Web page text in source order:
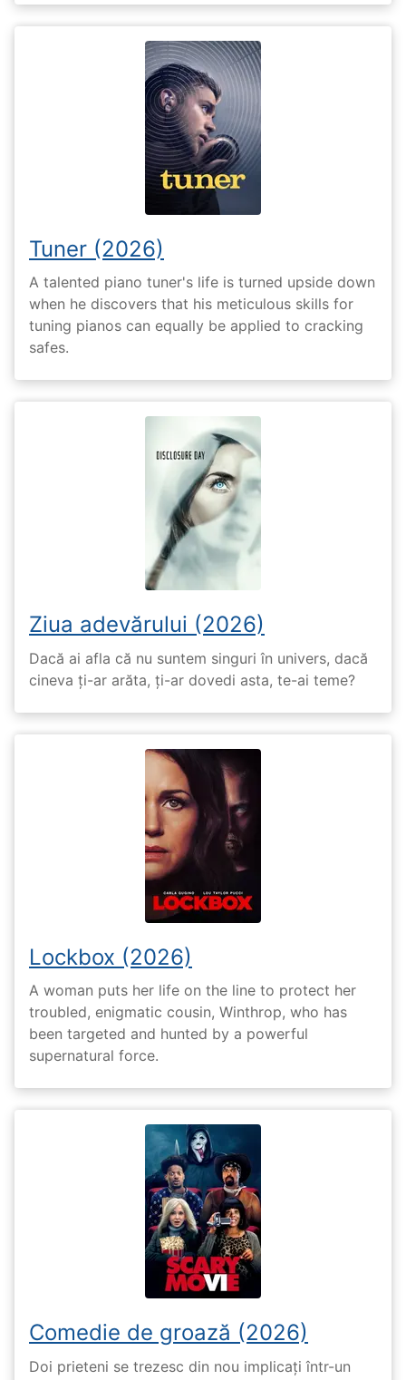
Tuner (2026)
A talented piano tuner's life is turned upside down
when he discovers that his meticulous skills for
tuning pianos can equally be applied to cracking
safes.
Ziua adevărului (2026)
Dacă ai afla că nu suntem singuri în univers, dacă
cineva ți-ar arăta, ți-ar dovedi asta, te-ai teme?
Lockbox (2026)
A woman puts her life on the line to protect her
troubled, enigmatic cousin, Winthrop, who has
been targeted and hunted by a powerful
supernatural force.
Comedie de groază (2026)
Doi prieteni se trezesc din nou implicați într-un